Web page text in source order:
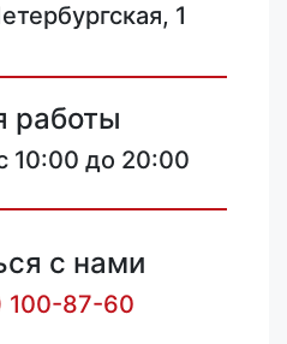
1
работы
10:00 до 20:00
с нами
100-87-60